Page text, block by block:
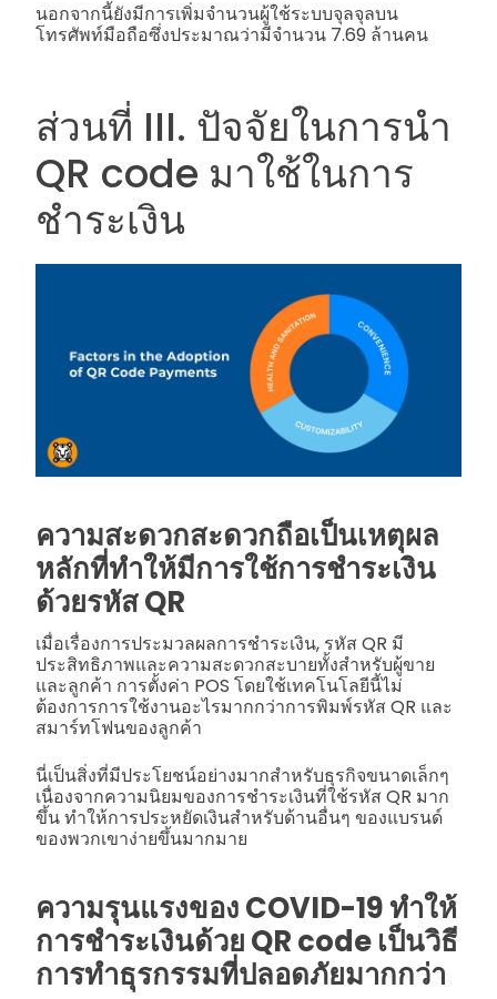
นอกจากนี้ยังมีการเพิ่มจำนวนผู้ใช้ระบบจุลจุลบน
โทรศัพท์มือถือซึ่งประมาณว่ามีจำนวน 7.69 ล้านคน
ส่วนที่ III. ปัจจัยในการนำ
QR code มาใช้ในการ
ชำระเงิน
ความสะดวกสะดวกถือเป็นเหตุผล
หลักที่ทำให้มีการใช้การชำระเงิน
ด้วยรหัส QR
เมื่อเรื่องการประมวลผลการชำระเงิน, รหัส QR มี
ประสิทธิภาพและความสะดวกสะบายทั้งสำหรับผู้ขาย
และลูกค้า การตั้งค่า POS โดยใช้เทคโนโลยีนี้ไม่
ต้องการการใช้งานอะไรมากกว่าการพิมพ์รหัส QR และ
สมาร์ทโฟนของลูกค้า
นี่เป็นสิ่งที่มีประโยชน์อย่างมากสำหรับธุรกิจขนาดเล็กๆ
เนื่องจากความนิยมของการชำระเงินที่ใช้รหัส QR มาก
ขึ้น ทำให้การประหยัดเงินสำหรับด้านอื่นๆ ของแบรนด์
ของพวกเขาง่ายขึ้นมากมาย
ความรุนแรงของ COVID-19 ทำให้
การชำระเงินด้วย QR code เป็นวิธี
การทำธุรกรรมที่ปลอดภัยมากกว่า